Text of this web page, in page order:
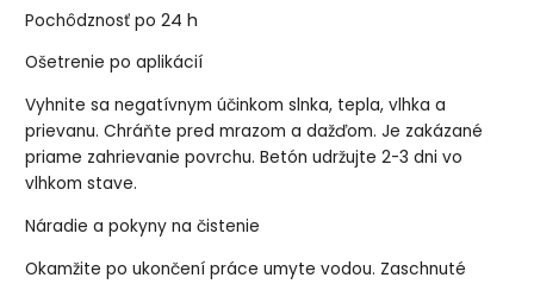
Pochôdznosť po24 h
Ošetrenie po aplikácií
Vyhnite sa negatívnym účinkom slnka, tepla, vlhka a
prievanu. Chráňte pred mrazom a dažďom. Je zakázané
priame zahrievanie povrchu. Betón udržujte 2-3 dni vo
vlhkom stave.
Náradie a pokyny na čistenie
Okamžite po ukončení práce umyte vodou. Zaschnuté